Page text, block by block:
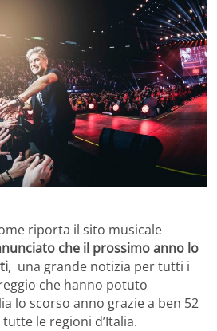
riporta il sito musicale
che il prossimo anno lo
, una grande notizia per tutti i
che hanno potuto
lo scorso anno grazie a ben 52
le regioni d’Italia.